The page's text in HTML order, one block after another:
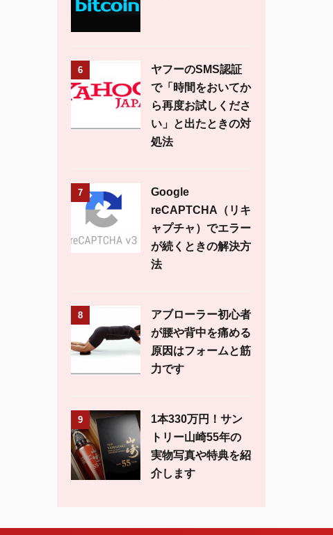
6
ヤフーのSMS認証
で「時間をおいてか
ら再度お試しくださ
い」と出たときの対
処法
7
Google
reCAPTCHA（リキ
ャプチャ）でエラー
が続くときの解決方
法
8
アブローラー初心者
が腰や背中を痛める
原因はフォームと筋
力です
9
1本330万円！サン
トリー山崎55年の
実物写真や特典を紹
介します